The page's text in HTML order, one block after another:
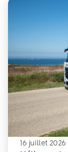
16 juillet 2026